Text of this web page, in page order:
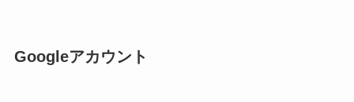
Googleアカウント